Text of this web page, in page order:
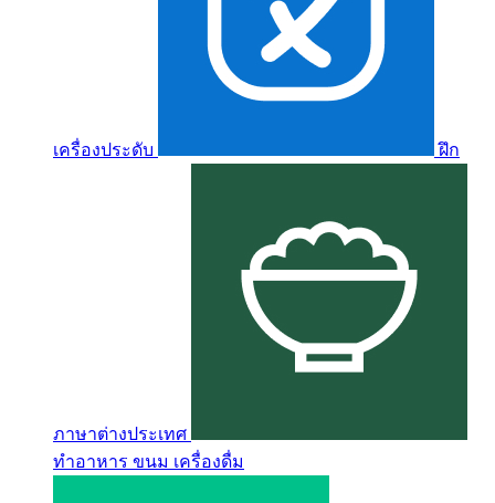
เครื่องประดับ ฝึก
ภาษาต่างประเทศ
ทำอาหาร ขนม เครื่องดื่ม